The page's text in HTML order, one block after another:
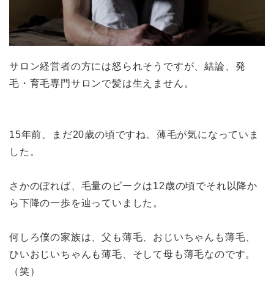
サロン経営者の方には怒られそうですが、結論、発
毛・育毛専門サロンで髪は生えません。
15年前、まだ20歳の頃ですね。薄毛が気になっていま
した。
さかのぼれば、毛量のピークは12歳の頃でそれ以降か
ら下降の一歩を辿っていました。
何しろ僕の家族は、父も薄毛、おじいちゃんも薄毛、
ひいおじいちゃんも薄毛、そして母も薄毛なのです。
（笑）